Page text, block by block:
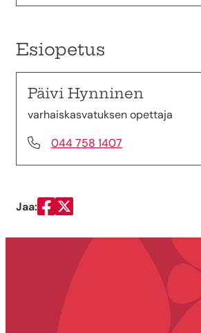
Esiopetus
Päivi Hynninen
varhaiskasvatuksen opettaja
044 758 1407
Jaa:
Jaa Facebookissa
Jaa Twitterissä